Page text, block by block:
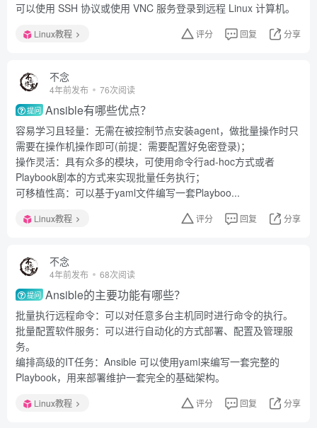
可以使用 SSH 协议或使用 VNC 服务登录到远程 Linux 计算机。
Linux教程 评分 回复 分享
不念
4年前发布 76次阅读
提问 Ansible有哪些优点？
容易学习且轻量：无需在被控制节点安装agent，做批量操作时只
需要在操作机操作即可(前提：需要配置好免密登录)；
操作灵活：具有众多的模块，可使用命令行ad-hoc方式或者
Playbook剧本的方式来实现批量任务执行；
可移植性高：可以基于yaml文件编写一套Playboo...
Linux教程 评分 回复 分享
不念
4年前发布 68次阅读
提问 Ansible的主要功能有哪些？
批量执行远程命令：可以对任意多台主机同时进行命令的执行。
批量配置软件服务：可以进行自动化的方式部署、配置及管理服
务。
编排高级的IT任务：Ansible 可以使用yaml来编写一套完整的
Playbook，用来部署维护一套完全的基础架构。
Linux教程 评分 回复 分享